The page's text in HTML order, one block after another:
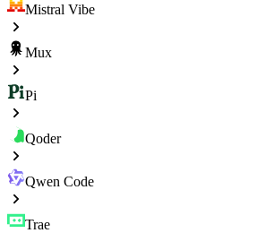
Mistral Vibe
Mux
Pi
Qoder
Qwen Code
Trae